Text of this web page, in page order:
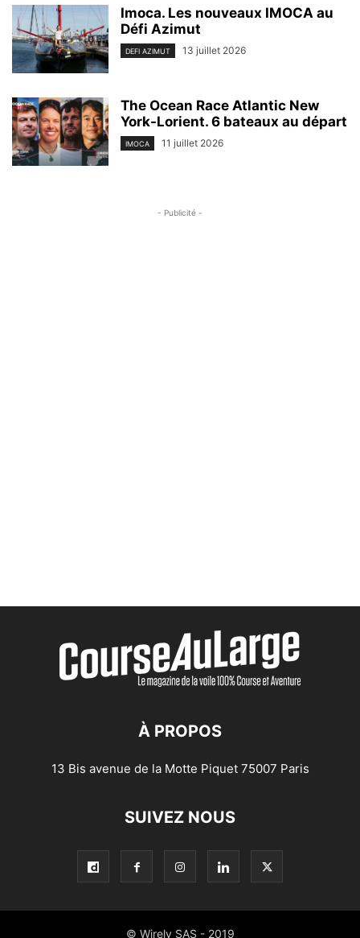
Imoca. Les nouveaux IMOCA au
Défi Azimut
DEFI AZIMUT 13 juillet 2026
The Ocean Race Atlantic New
York-Lorient. 6 bateaux au départ
IMOCA 11 juillet 2026
- Publicité -
À PROPOS
13 Bis avenue de la Motte Piquet 75007 Paris
SUIVEZ NOUS
© Wirely SAS - 2019